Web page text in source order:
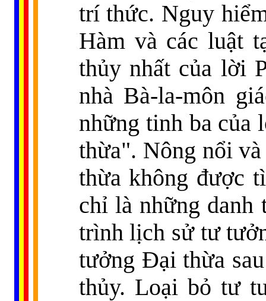
trí thức. Nguy
Hàm và các luật
thủy nhất của lời
nhà Bà-la-môn
những tinh ba của
thừa". Nông nổi
thừa không được
chỉ là những danh
trình lịch sử tư
tưởng Ðại thừa
thủy. Loại bỏ tư